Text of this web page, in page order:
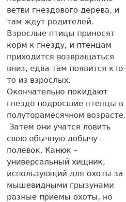
ветви гнездового дерева, и
там ждут родителей.
Взрослые птицы приносят
корм к гнезду, и птенцам
приходится возвращаться
вниз, едва там появится кто-
то из взрослых.
Окончательно покидают
гнездо подросшие птенцы в
полуторамесячном возрасте.
Затем они учатся ловить
свою обычную добычу -
полевок. Канюк –
универсальный хищник,
использующий для охоты за
мышевидными грызунами
разные приемы охоты, но